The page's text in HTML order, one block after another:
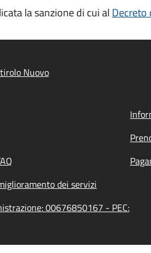
la sanzione di cui al Decreto
Nuovo
dei servizi
00676850167 - PEC: